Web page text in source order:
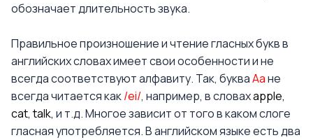
обозначает длительность звука.
Правильное произношение и чтение гласных букв в
английских словах имеет свои особенности и не
всегда соответствуют алфавиту. Так, букваАaне
всегда читается как/ei/, например, в словахapple,
cat, talk, и т.д. Многое зависит от того в каком слоге
гласная употребляется. В английском языке есть два